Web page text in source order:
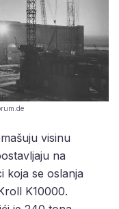
visinu
na
koja se oslanja
K10000.